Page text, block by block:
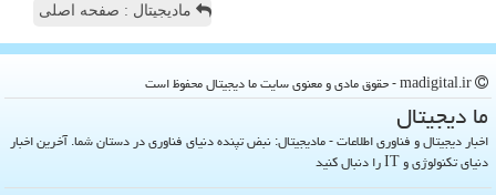
مادیجیتال : صفحه اصلی
ما دیجیتال
اخبار دیجیتال و فناوری اطلاعات - مادیجیتال: نبض تپنده دنیای فناوری در دستان شما. آخرین اخبار
دنیای تکنولوژی و IT را دنبال کنید